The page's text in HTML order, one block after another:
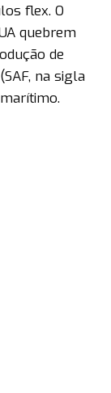
flex. O
quebrem
de
na sigla